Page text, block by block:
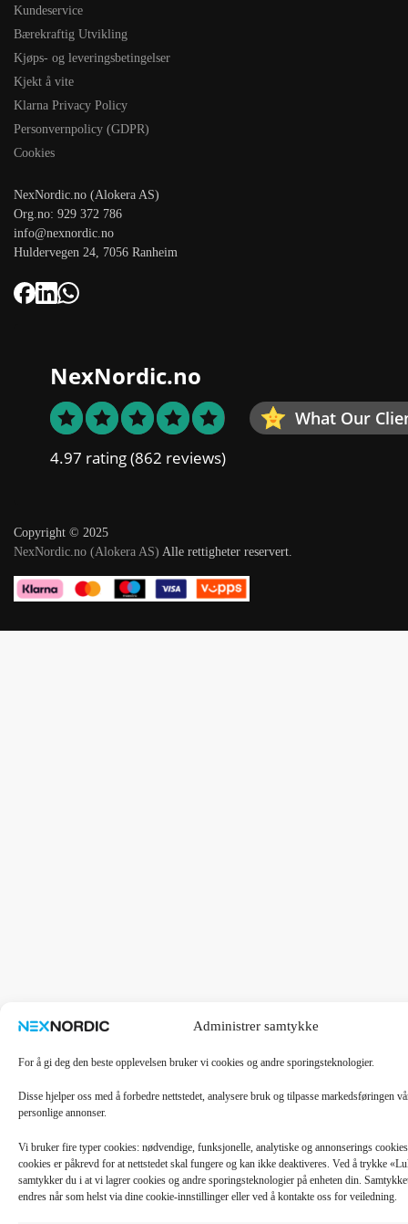
Administrer samtykke
For å gi deg den beste opplevelsen bruker vi cookies og andre sporingsteknologier.
Disse hjelper oss med å forbedre nettstedet, analysere bruk og tilpasse markedsføringen
personlige annonser.
Vi bruker fire typer cookies: nødvendige, funksjonelle, analytiske og annonserings
cookies er påkrevd for at nettstedet skal fungere og kan ikke deaktiveres. Ved å trykke
samtykker du i at vi lagrer cookies og andre sporingsteknologier på enheten din.
endres når som helst via dine cookie-innstillinger eller ved å kontakte oss for veiledning.
Kundeservice
Bærekraftig Utvikling
Kjøps- og leveringsbetingelser
Kjekt å vite
Klarna Privacy Policy
Personvernpolicy (GDPR)
Cookies
NexNordic.no (Alokera AS)
Org.no: 929 372 786
info@nexnordic.no
Huldervegen 24, 7056 Ranheim
NexNordic.no
What Our
4.97 rating(862 reviews)
Copyright © 2025
NexNordic.no (Alokera AS) Alle rettigheter reservert.